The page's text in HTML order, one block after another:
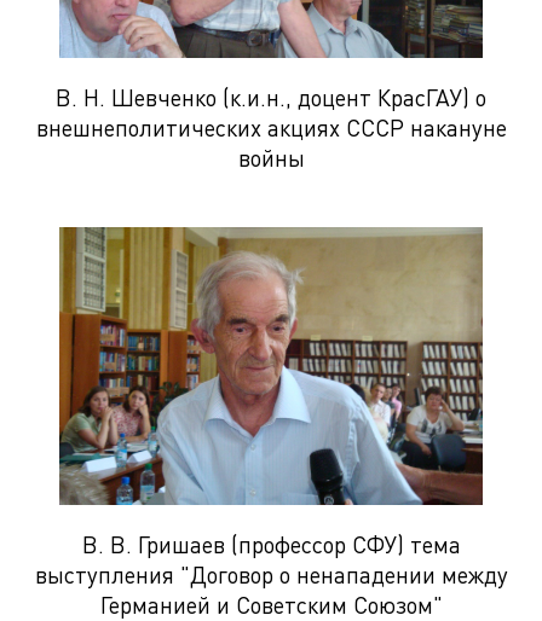
В. Н. Шевченко (к.и.н., доцент КрасГАУ) о
внешнеполитических акциях СССР накануне
войны
В. В. Гришаев (профессор СФУ) тема
выступления "Договор о ненападении между
Германией и Советским Союзом"